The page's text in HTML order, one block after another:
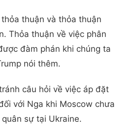
thuận và thỏa thuận
Thỏa thuận về việc phân
đàm phán khi chúng ta
nói thêm.
câu hỏi về việc áp đặt
với Nga khi Moscow chưa
sự tại Ukraine.